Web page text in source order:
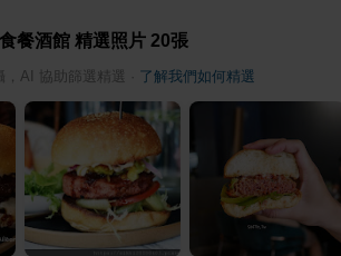
餐酒館 精選照片 20張
，AI 協助篩選精選 了解我們如何精選